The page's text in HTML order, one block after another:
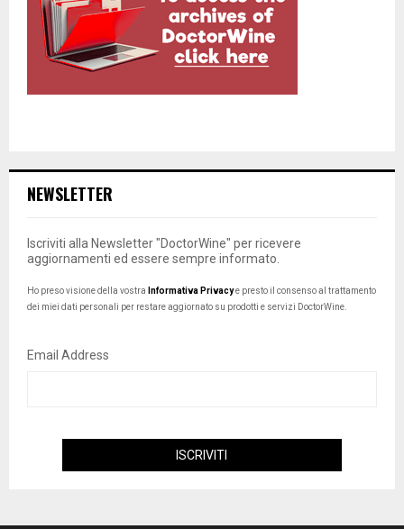
NEWSLETTER
Iscriviti alla Newsletter "DoctorWine" per ricevere
aggiornamenti ed essere sempre informato.
Ho preso visione della vostra Informativa Privacye presto il consenso al trattamento
dei miei dati personali per restare aggiornato su prodotti e servizi DoctorWine.
Email Address